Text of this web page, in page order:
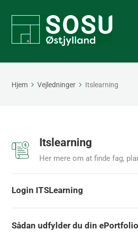
Hjem Vejledninger Itslearning
Itslearning
Her mere om at finde fag,
Login ITSLearning
Sådan udfylder du din